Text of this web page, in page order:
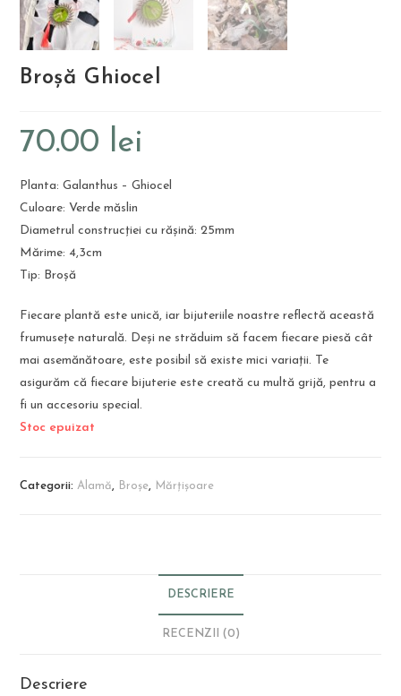
Broșă Ghiocel
70.00 lei
Planta: Galanthus – Ghiocel
Culoare: Verde măslin
Diametrul construcției cu rășină: 25mm
Mărime: 4,3cm
Tip: Broșă
Fiecare plantă este unică, iar bijuteriile noastre reflectă această
frumusețe naturală. Deși ne străduim să facem fiecare piesă cât
mai asemănătoare, este posibil să existe mici variații. Te
asigurăm că fiecare bijuterie este creată cu multă grijă, pentru a
fi un accesoriu special.
Stoc epuizat
Categorii:Alamă, Broșe, Mărțișoare
DESCRIERE
RECENZII (0)
Descriere